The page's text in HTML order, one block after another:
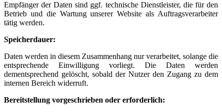
Empfänger der Daten sind ggf. technische Dienstleister, die für den
Betrieb und die Wartung unserer Website als Auftragsverarbeiter
tätig werden.
Speicherdauer:
Daten werden in diesem Zusammenhang nur verarbeitet, solange die
entsprechende Einwilligung vorliegt. Die Daten werden
dementsprechend gelöscht, sobald der Nutzer den Zugang zu dem
internen Bereich widerruft.
Bereitstellung vorgeschrieben oder erforderlich: